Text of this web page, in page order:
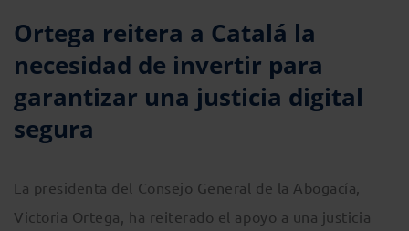
Ortega reitera a Catalá la
necesidad de invertir para
garantizar una justicia digital
segura
La presidenta del Consejo General de la Abogacía,
Victoria Ortega, ha reiterado el apoyo a una justicia